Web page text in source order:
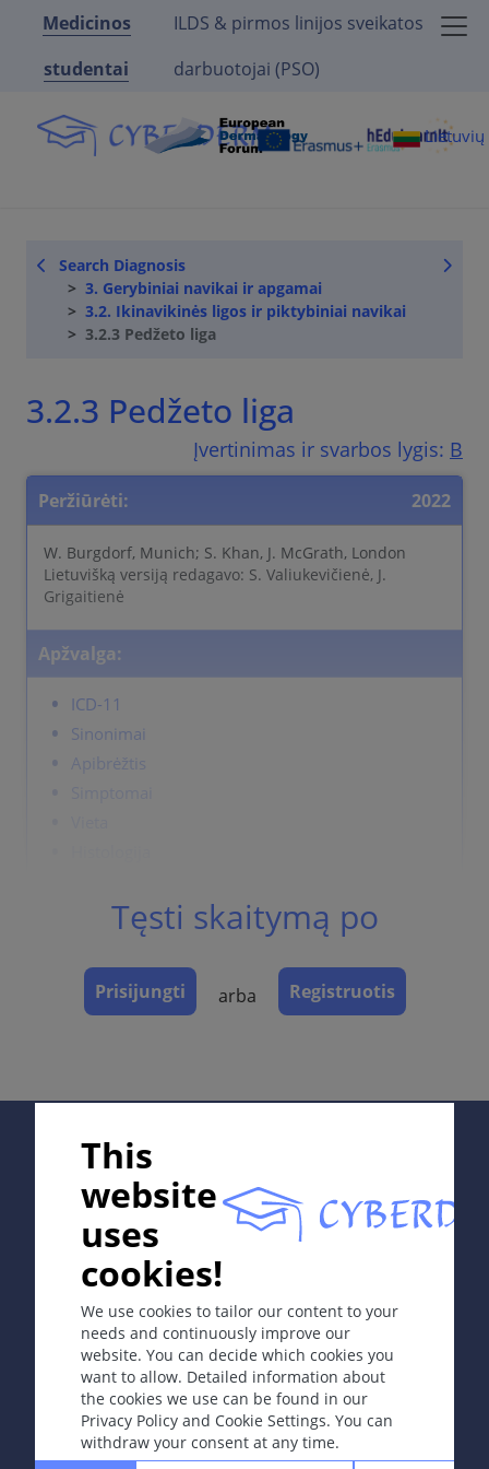
Medicinos
studentai
ILDS & pirmos linijos sveikatos
darbuotojai (PSO)
Lietuvių
Search Diagnosis
3. Gerybiniai navikai ir apgamai
3.2. Ikinavikinės ligos ir piktybiniai navikai
3.2.3 Pedžeto liga
3.2.3 Pedžeto liga
Įvertinimas ir svarbos lygis: B
Peržiūrėti: 2022
W. Burgdorf, Munich; S. Khan, J. McGrath, London
Lietuvišką versiją redagavo: S. Valiukevičienė, J.
Grigaitienė
Apžvalga:
ICD-11
Sinonimai
Apibrėžtis
Differential Diagnosis
Gydymas
Sinonimai
Peget'o liga
Apibrėžtis
Reta intraepiderminė adenokarcinoma, kuri susidaro
iš krūties spenelio latakų epitelio (krūtų Pedžeto liga).
Taip pat gali susidaryti iš tiesiosios žarnos, priešinės
liaukos apokrininių prakaito liaukų (ekstramamarinė
Peget'o liga).
Simptomai
Aiškių ribų, raudona, kartais pleiskanojanti plokštelė
krūties spenelio (vienos pusės), pažasties, kirkšnies
arba išangės odoje. Dėmesio: jei yra lėtinis
Tęsti skaitymą po
Prisijungti arba Registruotis
This
website
uses
cookies!
We use cookies to tailor our content to your
needs and continuously improve our
website. You can decide which cookies you
want to allow. Detailed information about
the cookies we use can be found in our
Privacy Policy and Cookie Settings. You can
withdraw your consent at any time.
In collaboration with Erasmus+ hEduLearnIt editorial
Copyright © 2003-2026 CYBERDERM Editorial Group
Founding Editor Guenter Burg, M.D. - Concept and
Coordination by Vahid Djamei, Zurich
All rights reserved.